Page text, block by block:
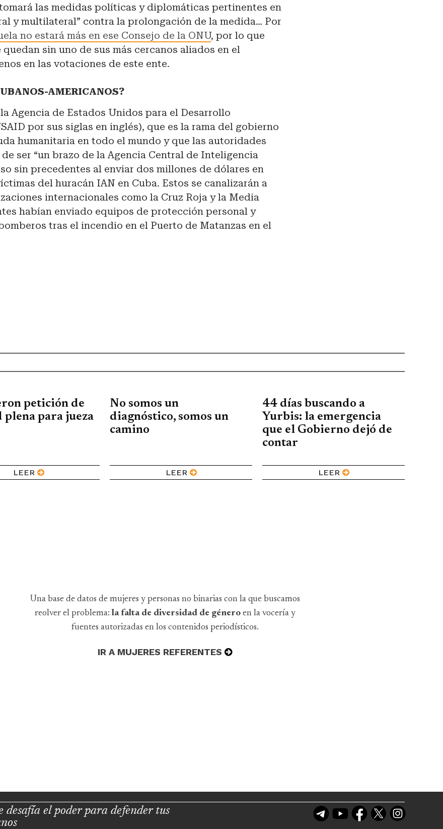
tomará las medidas políticas y diplomáticas pertinentes en
y multilateral” contra la prolongación de la medida… Por
no estará más en ese Consejo de la ONU, por lo que
quedan sin uno de sus más cercanos aliados en el
en las votaciones de este ente.
AMERICANOS?
Agencia de Estados Unidos para el Desarrollo
por sus siglas en inglés), que es la rama del gobierno
humanitaria en todo el mundo y que las autoridades
ser “un brazo de la Agencia Central de Inteligencia
sin precedentes al enviar dos millones de dólares en
del huracán IAN en Cuba. Estos se canalizarán a
internacionales como la Cruz Roja y la Media
habían enviado equipos de protección personal y
tras el incendio en el Puerto de Matanzas en el
petición de
para jueza
LEER
No somos un
diagnóstico, somos un
camino
LEER
44 días buscando a
Yurbis: la emergencia
que el Gobierno dejó de
contar
LEER
Una base de datos de mujeres y personas no binarias con la que buscamos
reolver el problema: la falta de diversidad de género en la vocería y
fuentes autorizadas en los contenidos periodísticos.
IR A MUJERES REFERENTES
desafía el poder para defender tus